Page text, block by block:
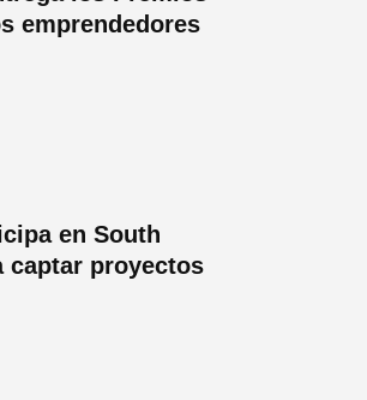
emprendedores
en South
captar proyectos